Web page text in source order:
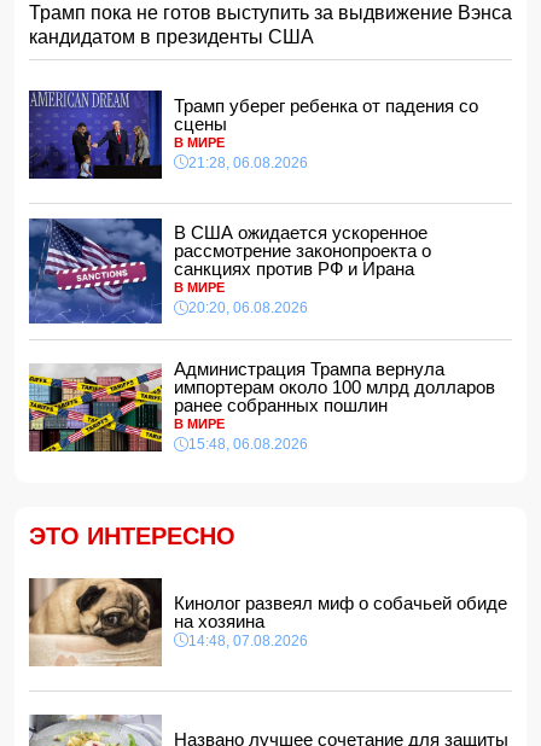
Моуринью в шоке после отказа Родри от перехода в
"Реал"
14:04, 07.08.2026
дипломатами
14:00, 07.08.2026
Прогноз погоды в Азербайджане на 8 августа
12:48, 07.08.2026
В Азербайджане ищут сотрудников с зарплатой до 10
000 манатов
12:40, 07.08.2026
Уровень безработицы во Франции вырос до рекордного
с 2020 года показателя
12:34, 07.08.2026
в кафе
12:28, 07.08.2026
В Нахчыванской АР сотрудники МЧС спасли тонувшего
человека
12:00, 07.08.2026
Опасный вирус приближается к границе Турции
11:48, 07.08.2026
Женщина попала за решетку из-за необычного имени
ребенка
11:40, 07.08.2026
11:34, 07.08.2026
Трамп пока не готов выступить за выдвижение Вэнса
кандидатом в президенты США
Трамп уберег ребенка от падения со
сцены
В МИРЕ
21:28, 06.08.2026
В США ожидается ускоренное
рассмотрение законопроекта о
санкциях против РФ и Ирана
В МИРЕ
20:20, 06.08.2026
Администрация Трампа вернула
импортерам около 100 млрд долларов
ранее собранных пошлин
В МИРЕ
15:48, 06.08.2026
ЭТО ИНТЕРЕСНО
Кинолог развеял миф о собачьей обиде
на хозяина
14:48, 07.08.2026
Названо лучшее сочетание для защиты